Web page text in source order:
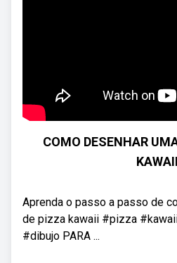
COMO DESENHAR
KAWAII
Aprenda o passo a passo de
de pizza kawaii #pizza
#dibujo PARA ...